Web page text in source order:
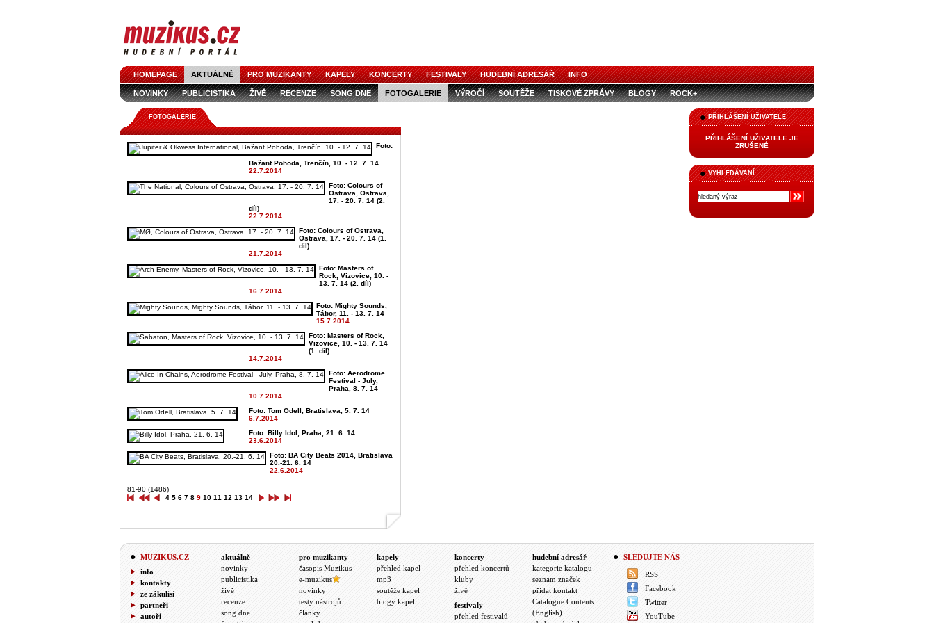
HOMEPAGE AKTUÁLNĚ PRO MUZIKANTY KAPELY KONCERTY FESTIVALY HUDEBNÍ ADRESÁŘ INFO
NOVINKY PUBLICISTIKA ŽIVĚ RECENZE SONG DNE FOTOGALERIE VÝROČÍ SOUTĚŽE TISKOVÉ ZPRÁVY BLOGY ROCK+
PŘIHLÁŠENÍ UŽIVATELE
PŘIHLÁŠENÍ UŽIVATELE JE
ZRUŠENÉ
VYHLEDÁVANÍ
FOTOGALERIE
Foto:
Bažant Pohoda, Trenčín, 10. - 12. 7. 14
22.7.2014
Foto: Colours of
Ostrava, Ostrava,
17. - 20. 7. 14 (2.
díl)
22.7.2014
Foto: Colours of Ostrava,
Ostrava, 17. - 20. 7. 14 (1.
díl)
21.7.2014
Foto: Masters of
Rock, Vizovice, 10. -
13. 7. 14 (2. díl)
16.7.2014
Foto: Mighty Sounds,
Tábor, 11. - 13. 7. 14
15.7.2014
Foto: Masters of Rock,
Vizovice, 10. - 13. 7. 14
(1. díl)
14.7.2014
Foto: Aerodrome
Festival - July,
Praha, 8. 7. 14
10.7.2014
Foto: Tom Odell, Bratislava, 5. 7. 14
6.7.2014
Foto: Billy Idol, Praha, 21. 6. 14
23.6.2014
Foto: BA City Beats 2014, Bratislava
20.-21. 6. 14
22.6.2014
81-90 (1486)
4 5 6 7 8 9 10 11 12 13 14
MUZIKUS.CZ
info
kontakty
ze zákulisí
partneři
autoři
aktuálně
novinky
publicistika
živě
recenze
song dne
pro muzikanty
časopis Muzikus
e-muzikus
novinky
testy nástrojů
články
kapely
přehled kapel
mp3
soutěže kapel
blogy kapel
koncerty
přehled koncertů
kluby
živě
festivaly
přehled festivalů
hudební adresář
kategorie katalogu
seznam značek
přidat kontakt
Catalogue Contents
(English)
SLEDUJTE NÁS
RSS
Facebook
Twitter
YouTube